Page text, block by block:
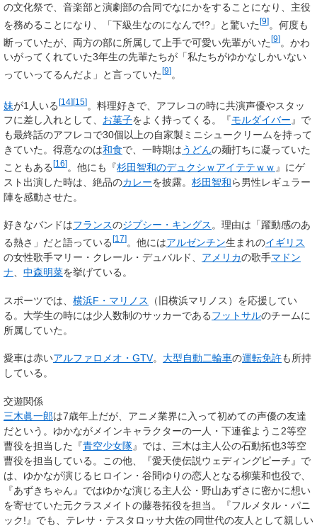
の文化祭で、音楽部と演劇部の合同でなにかをすることになり、主役
を務めることになり、「下級生なのになんで!?」と驚いた[9]。何度も
断っていたが、両方の部に所属して上手で可愛い先輩がいた[9]。かわ
いがってくれていた3年生の先輩たちが「私たちがゆかなしかいない
っていってるんだよ」と言っていた [9] 。
妹が1人いる[14][15]
。料理好きで、アフレコの時に共演声優やスタッ
フに差し入れとして、 お菓子をよく持ってくる。『モルダイバー 』で
も最終話のアフレコで30個以上の自家製ミニシュークリームを持って
きていた。得意なのは和食で、一時期はうどんの麺打ちに凝っていた
こともある [16] 。他にも『杉田智和のデュクシｗアイテテｗｗ 』にゲ
スト出演した時は、絶品のカレーを披露。 杉田智和ら男性レギュラー
陣を感動させた。
好きなバンドはフランスのジプシー・キングス。理由は「躍動感のあ
る熱さ」だと語っている [17] 。他にはアルゼンチン生まれのイギリス
の女性歌手マリー・クレール・デュバルド、 アメリカの歌手マドン
ナ
中森明菜を挙げている。
スポーツでは、 横浜F・マリノス
（旧横浜マリノス）を応援してい
る。大学生の時には少人数制のサッカーであるフットサルのチームに
所属していた。
愛車は赤いアルファロメオ・GTV。 大型自動二輪車の運転免許も所持
している。
交遊関係
三木眞一郎は7歳年上だが、アニメ業界に入って初めての声優の友達
だという。ゆかながメインキャラクターの一人・下連雀ようこ2等空
曹役を担当した『青空少女隊』では、三木は主人公の石動拓也3等空
曹役を担当している。この他、『愛天使伝説ウェディングピーチ』で
は、ゆかなが演じるヒロイン・谷間ゆりの恋人となる柳葉和也役で、
『あずきちゃん』ではゆかな演じる主人公・野山あずさに密かに想い
を寄せていた元クラスメイトの藤巻拓役を担当。『フルメタル・パニ
ック!』でも、テレサ・テスタロッサ大佐の同世代の友人として親しい